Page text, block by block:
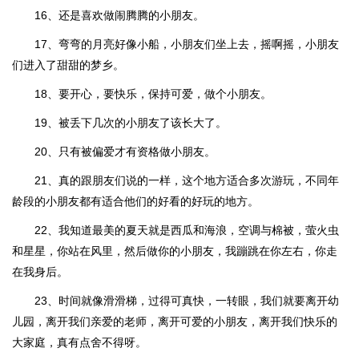
16、还是喜欢做闹腾腾的小朋友。
17、弯弯的月亮好像小船，小朋友们坐上去，摇啊摇，小朋友
们进入了甜甜的梦乡。
18、要开心，要快乐，保持可爱，做个小朋友。
19、被丢下几次的小朋友了该长大了。
20、只有被偏爱才有资格做小朋友。
21、真的跟朋友们说的一样，这个地方适合多次游玩，不同年
龄段的小朋友都有适合他们的好看的好玩的地方。
22、我知道最美的夏天就是西瓜和海浪，空调与棉被，萤火虫
和星星，你站在风里，然后做你的小朋友，我蹦跳在你左右，你走
在我身后。
23、时间就像滑滑梯，过得可真快，一转眼，我们就要离开幼
儿园，离开我们亲爱的老师，离开可爱的小朋友，离开我们快乐的
大家庭，真有点舍不得呀。